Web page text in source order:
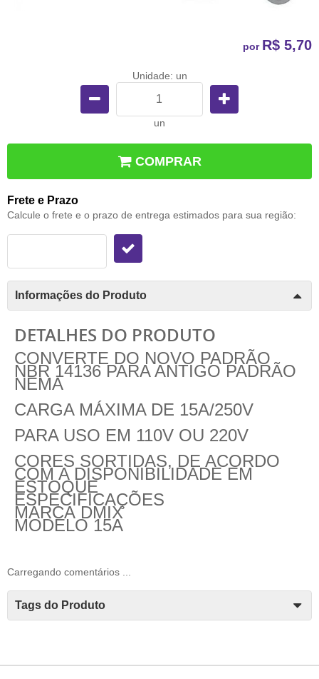
por R$ 5,70
Unidade: un
un
COMPRAR
Frete e Prazo
Calcule o frete e o prazo de entrega estimados para sua região:
Informações do Produto
DETALHES DO PRODUTO
CONVERTE DO NOVO PADRÃO
NBR 14136 PARA ANTIGO PADRÃO
NEMA
CARGA MÁXIMA DE 15A/250V
PARA USO EM 110V OU 220V
CORES SORTIDAS, DE ACORDO
COM A DISPONIBILIDADE EM
ESTOQUE
ESPECIFICAÇÕES
MARCA DMIX
MODELO 15A
Carregando comentários ...
Tags do Produto